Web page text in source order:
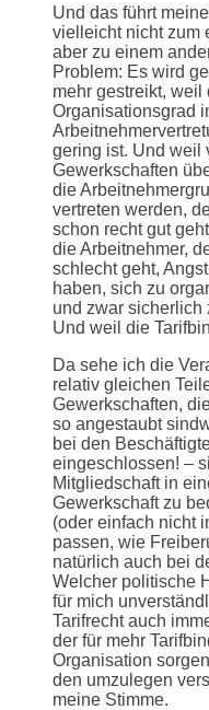
Und das führt
vielleicht nicht zum
aber zu einem
Problem: Es wird
mehr gestreikt, weil
Organisationsgrad
gering ist. Und weil
Gewerkschaften
die
vertreten werden,
schon recht gut
die Arbeitnehmer,
schlecht geht,
haben, sich zu
und zwar sicherlich
Und weil die
Da sehe ich die
relativ gleichen
Gewerkschaften,
so angestaubt
bei den
eingeschlossen! –
Mitgliedschaft in
Gewerkschaft zu
(oder einfach nicht
passen, wie
natürlich auch bei
Welcher politische
für mich
Tarifrecht auch
der für mehr
Organisation
den umzulegen
meine Stimme.